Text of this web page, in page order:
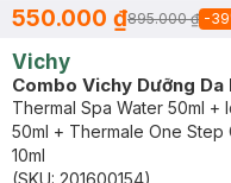
550.000 ₫895.000 ₫ -39
Vichy
Combo Vichy Dưỡng Da
Thermal Spa Water 50ml +
50ml + Thermale One Step
10ml
(SKU: 201600154)